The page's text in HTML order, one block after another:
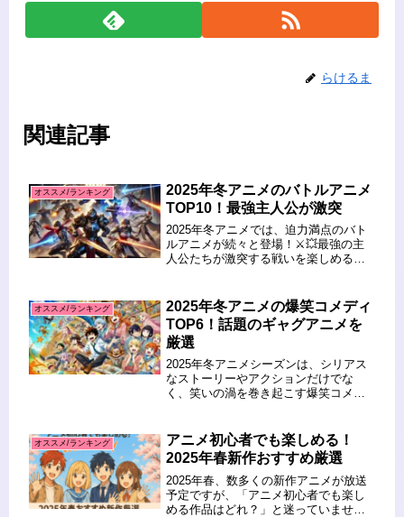
らけるま
関連記事
オススメ/ランキング
2025年冬アニメのバトルアニメ
TOP10！最強主人公が激突
2025年冬アニメでは、迫力満点のバト
ルアニメが続々と登場！⚔️💥最強の主
人公たちが激突する戦いを楽しめる作
ハンターなど、熱いバトルシーンが見
どころのアニメをチェックしてい...
オススメ/ランキング
2025年冬アニメの爆笑コメディ
TOP6！話題のギャグアニメを
厳選
2025年冬アニメシーズンは、シリアス
なストーリーやアクションだけでな
く、笑いの渦を巻き起こす爆笑コメデ
なたに向けて、SNSでも話題沸騰中の
ギャグアニメを厳選しました。今期...
オススメ/ランキング
アニメ初心者でも楽しめる！
2025年春新作おすすめ厳選
2025年春、数多くの新作アニメが放送
予定ですが、「アニメ初心者でも楽し
める作品はどれ？」と迷っていません